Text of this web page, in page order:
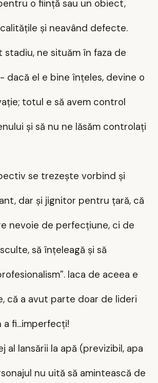
o ființă sau un obiect,
și neavând defecte.
stadiu, ne situăm în faza de
dacă el e bine înțeles, devine o
totul e să avem control
și să nu ne lăsăm controlați
se trezește vorbind și
dar și jignitor pentru țară, că
nevoie de perfecțiune, ci de
să înțeleagă și să
Iaca de aceea e
că a avut parte doar de lideri
fi...imperfecți!
al lansării la apă (previzibil, apa
nu uită să amintească de